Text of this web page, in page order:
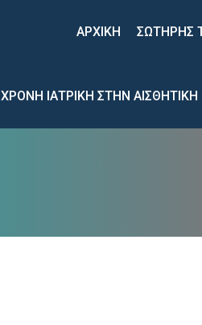
ΑΡΧΙΚΉ
ΣΩΤΗΡΗΣ
ΙΑΤΡΙΚΗ ΣΤΗΝ